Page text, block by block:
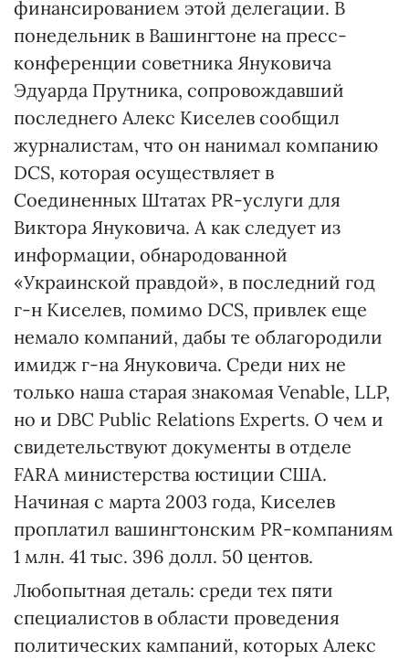
финансированием этой делегации. В
понедельник в Вашингтоне на пресс-
конференции советника Януковича
Эдуарда Прутника, сопровождавший
последнего Алекс Киселев сообщил
журналистам, что он нанимал компанию
DCS, которая осуществляет в
Соединенных Штатах PR-услуги для
Виктора Януковича. А как следует из
информации, обнародованной
«Украинской правдой», в последний год
г-н Киселев, помимо DCS, привлек еще
немало компаний, дабы те облагородили
имидж г-на Януковича. Среди них не
только наша старая знакомая Venable, LLP,
но и DBC Public Relations Experts. О чем и
свидетельствуют документы в отделе
FARA министерства юстиции США.
Начиная с марта 2003 года, Киселев
проплатил вашингтонским PR-компаниям
1 млн. 41 тыс. 396 долл. 50 центов.
Любопытная деталь: среди тех пяти
специалистов в области проведения
политических кампаний, которых Алекс